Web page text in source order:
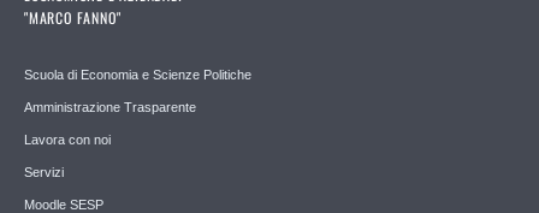
"MARCO FANNO"
Scuola di Economia e Scienze Politiche
Amministrazione Trasparente
Lavora con noi
Servizi
Moodle SESP